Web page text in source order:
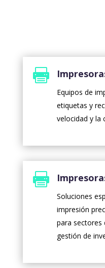

Equipos de
etiquetas y
velocidad y la

Soluciones
impresión
para sectores
gestión de